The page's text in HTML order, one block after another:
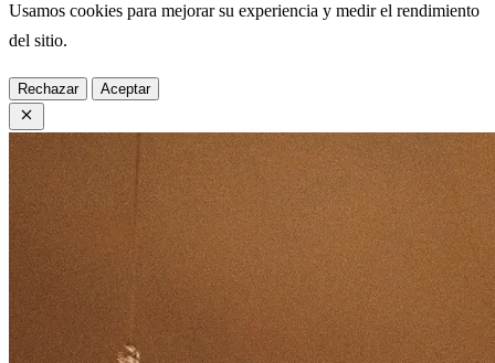
Usamos cookies para mejorar su experiencia y medir el rendimiento
del sitio.
Rechazar Aceptar